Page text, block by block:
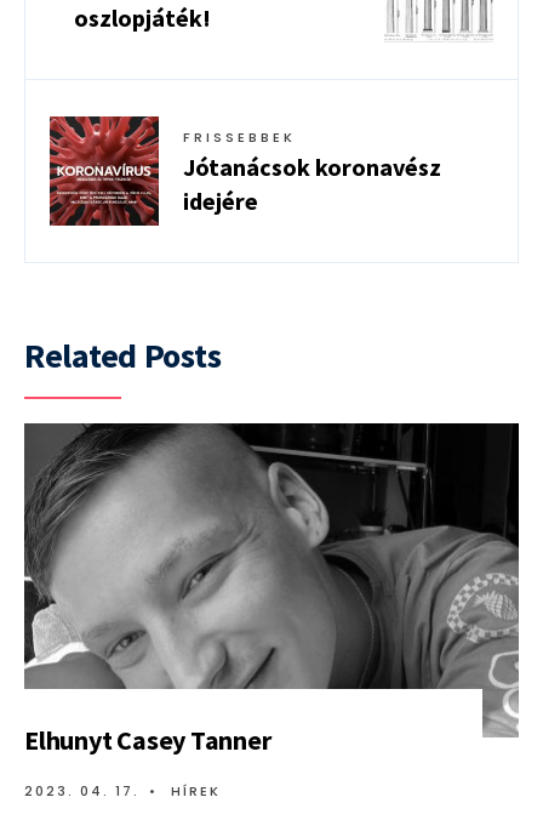
oszlopjáték!
FRISSEBBEK
Jótanácsok koronavész
idejére
Related Posts
Elhunyt Casey Tanner
2023. 04. 17. • HÍREK